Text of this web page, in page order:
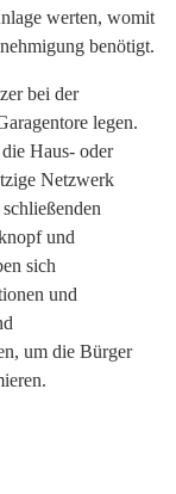
werten, womit
benötigt.
bei der
legen.
Haus- oder
Netzwerk
und
sich
und
um die Bürger